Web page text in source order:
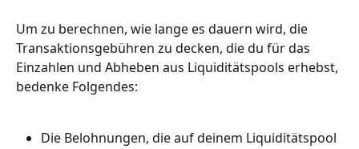
Um zu berechnen, wie lange es dauern wird, die
Transaktionsgebühren zu decken, die du für das
Einzahlen und Abheben aus Liquiditätspools erhebst,
bedenke Folgendes:
Die Belohnungen, die auf deinem Liquiditätspool